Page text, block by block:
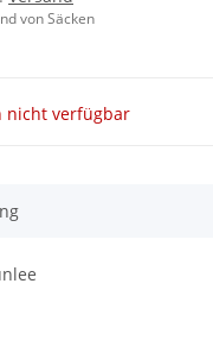
von Säcken
nicht verfügbar